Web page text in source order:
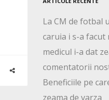
La CM de fotbal
caruia i s-a facut
medicul i-a dat
comentatorii
Beneficiile pe
zeama de varza